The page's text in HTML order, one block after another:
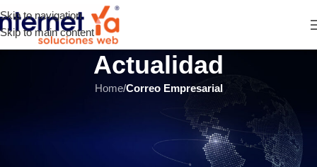
Skip to navigation
Skip to main content
Actualidad
Home/Correo Empresarial
ÚLTIMOS ARTÍCULOS
Conozca cómo manejar de forma
segura el correo empresarial.